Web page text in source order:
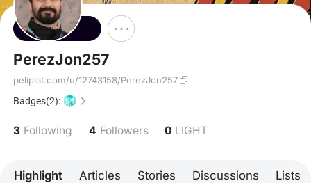
Follow
PerezJon257
peliplat.com/u/12743158/PerezJon257
Badges(2):
3 Following 4 Followers 0 LIGHT
Highlight Articles Stories Discussions Lists